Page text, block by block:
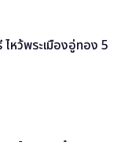
หว้พระเมืองอู่ทอง 5